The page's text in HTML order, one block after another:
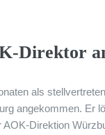
Direktor
als
angekommen. Er
AOK-Direktion